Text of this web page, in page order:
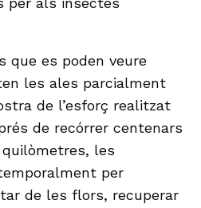
que es poden veure
les ales parcialment
de l’esforç realitzat
de recórrer centenars
les
per
de les flors, recuperar